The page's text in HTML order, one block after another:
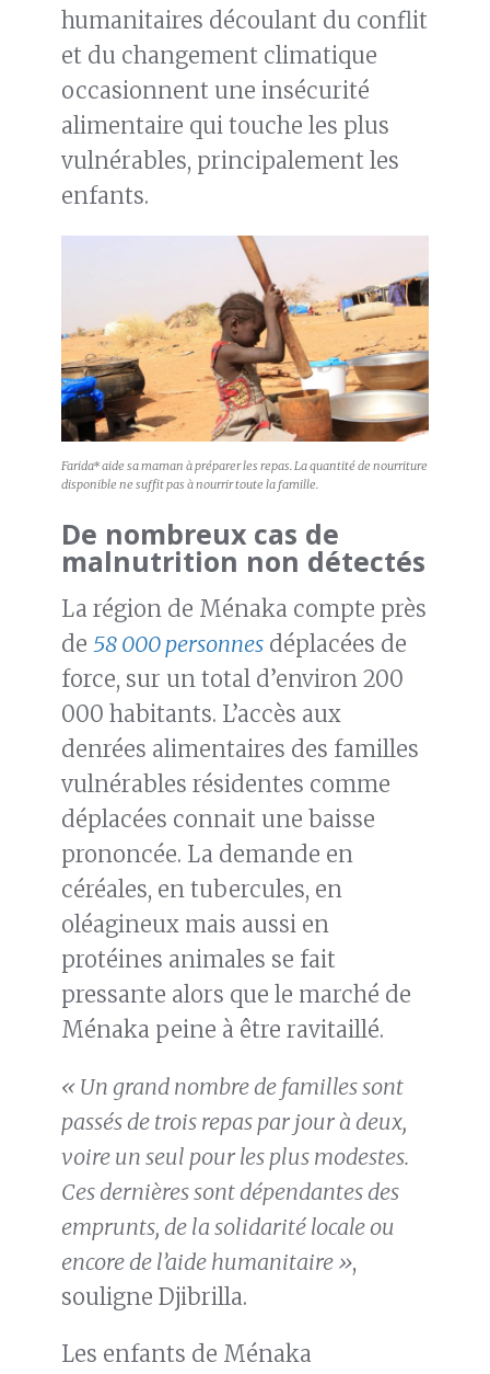
humanitaires découlant du conflit
et du changement climatique
occasionnent une insécurité
alimentaire qui touche les plus
vulnérables, principalement les
enfants.
Farida* aide sa maman à préparer les repas. La quantité de nourriture
disponible ne suffit pas à nourrir toute la famille.
De nombreux cas de
malnutrition non détectés
La région de Ménaka compte près
de 58 000 personnes déplacées de
force, sur un total d’environ 200
000 habitants. L’accès aux
denrées alimentaires des familles
vulnérables résidentes comme
déplacées connait une baisse
prononcée. La demande en
céréales, en tubercules, en
oléagineux mais aussi en
protéines animales se fait
pressante alors que le marché de
Ménaka peine à être ravitaillé.
« Un grand nombre de familles sont
passés de trois repas par jour à deux,
voire un seul pour les plus modestes.
Ces dernières sont dépendantes des
emprunts, de la solidarité locale ou
encore de l’aide humanitaire »,
souligne Djibrilla.
Les enfants de Ménaka